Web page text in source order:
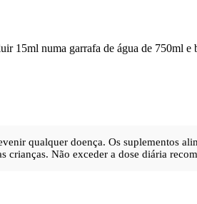
15ml numa garrafa de água de 750ml e
qualquer doença. Os suplementos
Não exceder a dose diária